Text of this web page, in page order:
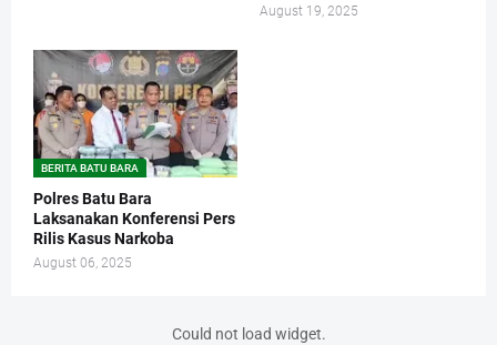
August 19, 2025
BERITA BATU BARA
Polres Batu Bara
Laksanakan Konferensi Pers
Rilis Kasus Narkoba
August 06, 2025
Could not load widget.